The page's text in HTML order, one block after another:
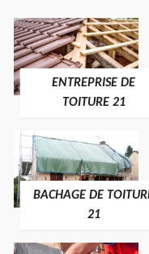
ENTREPRISE DE
TOITURE 21
BACHAGE DE
21